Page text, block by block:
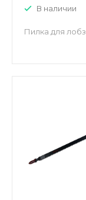
В наличии
Пилка для